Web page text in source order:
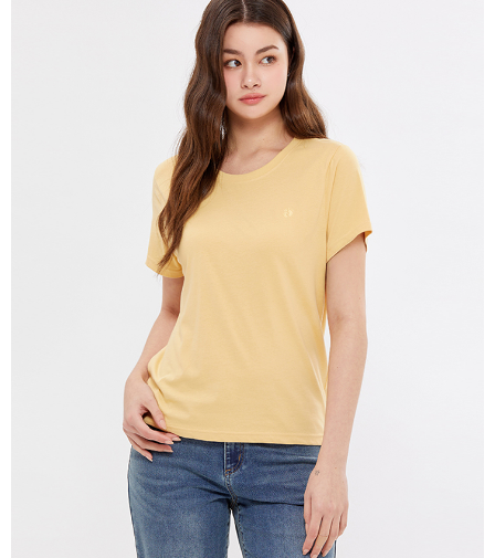
每筆NT$130，滿NT$1,000(含以上)免運費